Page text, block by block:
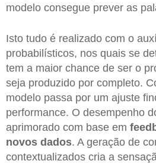
modelo consegue prever as
Isto tudo é realizado com o
probabilísticos, nos quais se
tem a maior chance de ser o
seja produzido por completo.
modelo passa por um ajuste
performance. O desempenho
aprimorado com base em
novos dados. A geração de
contextualizados cria a